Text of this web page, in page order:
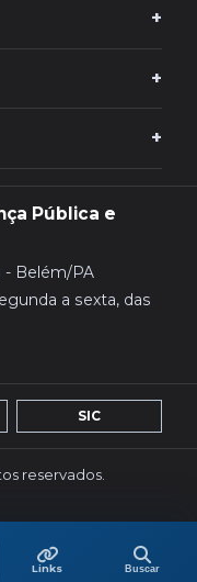
LinksLinks BuscarBuscar
Pública e
- Belém/PA
a sexta, das
SIC
reservados.